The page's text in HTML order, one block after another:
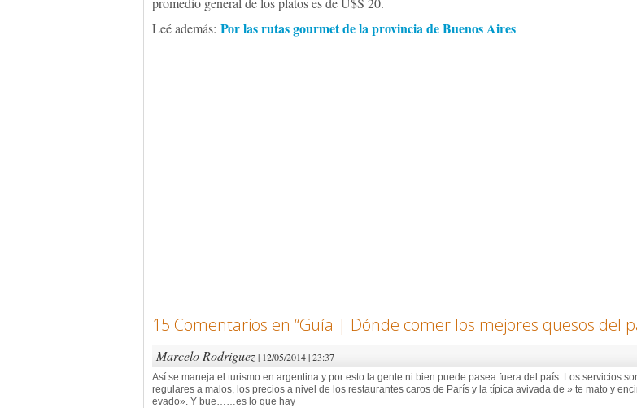
Leé además: Por las rutas gourmet de la provincia de Buenos Aires
15 Comentarios en “Guía | Dónde comer los mejores quesos del
Marcelo Rodriguez| 12/05/2014 | 23:37
Así se maneja el turismo en argentina y por esto la gente ni bien puede pasea fuera del país. Los servicios
regulares a malos, los precios a nivel de los restaurantes caros de París y la típica avivada de » te mato y
evado». Y bue……es lo que hay